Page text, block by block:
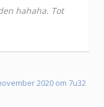
hahaha. Tot
2020 om 7u32